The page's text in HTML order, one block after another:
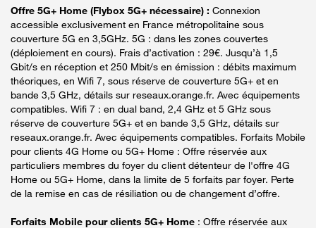
Offre 5G+ Home (Flybox 5G+ nécessaire) : Connexion
accessible exclusivement en France métropolitaine sous
couverture 5G en 3,5GHz. 5G : dans les zones couvertes
(déploiement en cours). Frais d’activation : 29€. Jusqu’à 1,5
Gbit/s en réception et 250 Mbit/s en émission : débits maximum
théoriques, en Wifi 7, sous réserve de couverture 5G+ et en
bande 3,5 GHz, détails sur reseaux.orange.fr. Avec équipements
compatibles. Wifi 7 : en dual band, 2,4 GHz et 5 GHz sous
réserve de couverture 5G+ et en bande 3,5 GHz, détails sur
reseaux.orange.fr. Avec équipements compatibles. Forfaits Mobile
pour clients 4G Home ou 5G+ Home : Offre réservée aux
particuliers membres du foyer du client détenteur de l'offre 4G
Home ou 5G+ Home, dans la limite de 5 forfaits par foyer. Perte
de la remise en cas de résiliation ou de changement d’offre.
Forfaits Mobile pour clients 5G+ Home : Offre réservée aux